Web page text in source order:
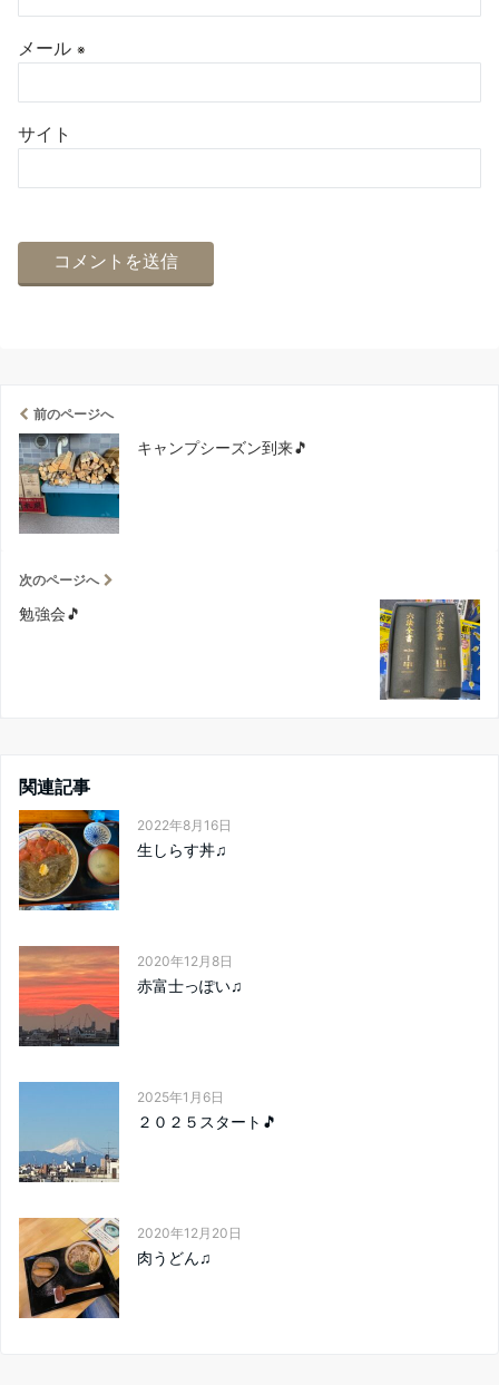
メール ※
サイト
前のページへ
キャンプシーズン到来🎵
次のページへ
勉強会🎵
関連記事
2022年8月16日
生しらす丼♫
2020年12月8日
赤富士っぽい♫
2025年1月6日
２０２５スタート🎵
2020年12月20日
肉うどん♫